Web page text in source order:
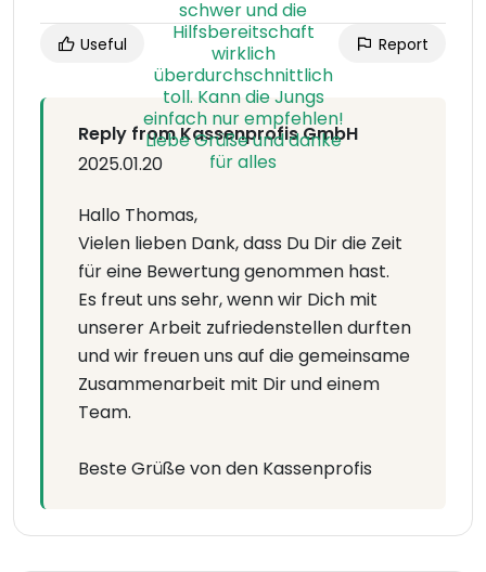
Useful Report
Reply from Kassenprofis GmbH
2025.01.20
Hallo Thomas,
Vielen lieben Dank, dass Du Dir die Zeit
für eine Bewertung genommen hast.
Es freut uns sehr, wenn wir Dich mit
unserer Arbeit zufriedenstellen durften
und wir freuen uns auf die gemeinsame
Zusammenarbeit mit Dir und einem
Team.
Beste Grüße von den Kassenprofis